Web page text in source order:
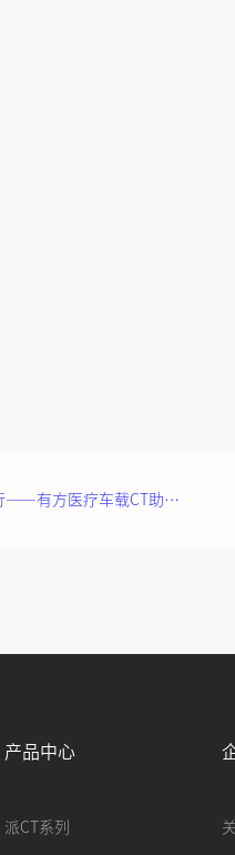
山中雏菊，筑梦同行——有方医疗车载CT助力中国牙防基金会，共同守护儿童口腔健康
产品中心
派CT系列